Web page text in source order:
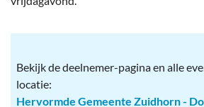
Bekijk de deelnemer-pagina en alle
locatie:
Hervormde Gemeente Zuidhorn -